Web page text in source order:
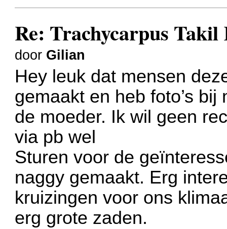
Re: Trachycarpus
door Gilian
Hey leuk dat mensen
gemaakt en heb foto’s
de moeder. Ik wil geen
via pb wel
Sturen voor de
naggy gemaakt. Erg
kruizingen voor ons
erg grote zaden.